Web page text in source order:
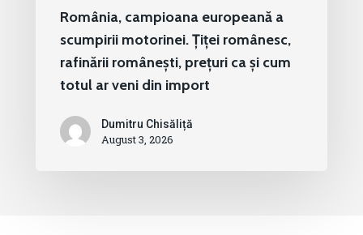
România, campioana europeană a
scumpirii motorinei. Țiței românesc,
rafinării românești, prețuri ca și cum
totul ar veni din import
Dumitru Chisăliță
August 3, 2026